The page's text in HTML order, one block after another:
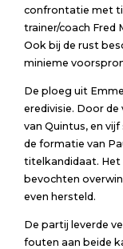
confrontatie met
trainer/coach Fred
Ook bij de rust
minieme
De ploeg uit
eredivisie. Door
van Quintus, en
de formatie van
titelkandidaat. Het
bevochten
even hersteld.
De partij leverde
fouten aan beide